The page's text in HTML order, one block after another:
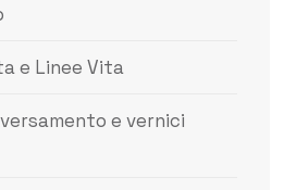
e Linee Vita
e vernici